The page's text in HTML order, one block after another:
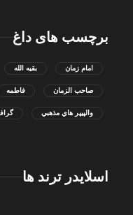
برچسب های داغ
امام زمان بقیه الله
صاحب الزمان فاطمه
والپيپر هاي مذهبي
اسلایدر ترند ها